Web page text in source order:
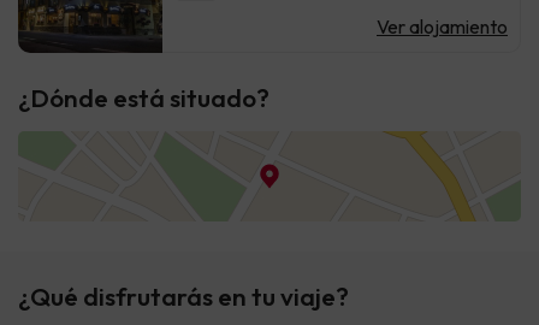
Ver alojamiento
¿Dónde está situado?
¿Qué disfrutarás en tu viaje?